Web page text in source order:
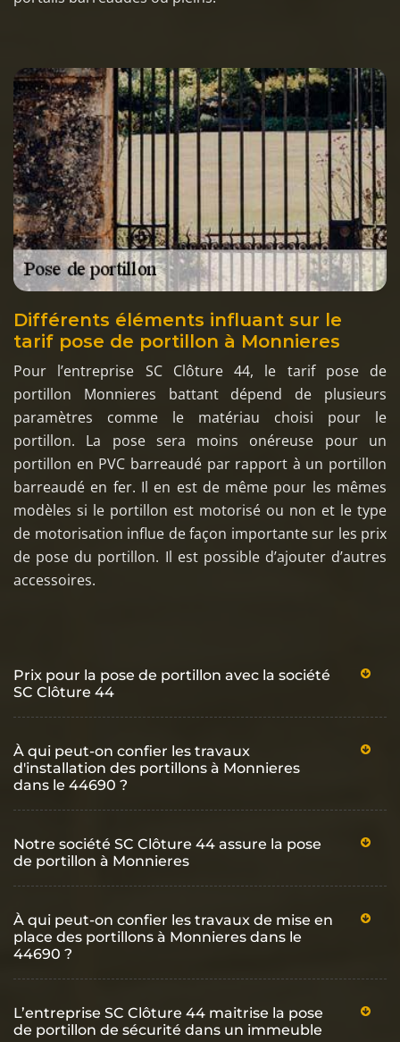
Différents éléments influant sur le
tarif pose de portillon à Monnieres
Pour l’entreprise SC Clôture 44, le tarif pose de
portillon Monnieres battant dépend de plusieurs
paramètres comme le matériau choisi pour le
portillon. La pose sera moins onéreuse pour un
portillon en PVC barreaudé par rapport à un portillon
barreaudé en fer. Il en est de même pour les mêmes
modèles si le portillon est motorisé ou non et le type
de motorisation influe de façon importante sur les prix
de pose du portillon. Il est possible d’ajouter d’autres
accessoires.
Prix pour la pose de portillon avec la société
SC Clôture 44
À qui peut-on confier les travaux
d'installation des portillons à Monnieres
dans le 44690 ?
Notre société SC Clôture 44 assure la pose
de portillon à Monnieres
À qui peut-on confier les travaux de mise en
place des portillons à Monnieres dans le
44690 ?
L’entreprise SC Clôture 44 maitrise la pose
de portillon de sécurité dans un immeuble